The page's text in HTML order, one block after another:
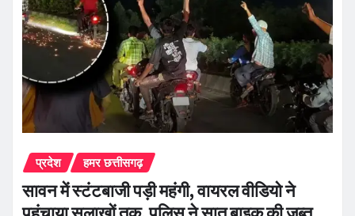
प्रदेश हमर छत्तीसगढ़
सावन में स्टंटबाजी पड़ी महंगी, वायरल वीडियो ने